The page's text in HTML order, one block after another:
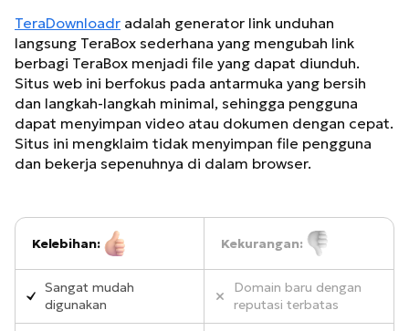
TeraDownloadr adalah generator link unduhan
langsung TeraBox sederhana yang mengubah link
berbagi TeraBox menjadi file yang dapat diunduh.
Situs web ini berfokus pada antarmuka yang bersih
dan langkah-langkah minimal, sehingga pengguna
dapat menyimpan video atau dokumen dengan cepat.
Situs ini mengklaim tidak menyimpan file pengguna
dan bekerja sepenuhnya di dalam browser.
Kelebihan: Kekurangan:
Sangat mudah
digunakan
Domain baru dengan
reputasi terbatas